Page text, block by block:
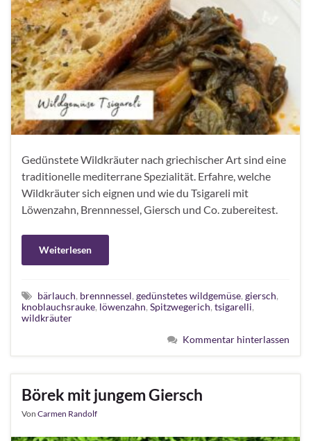
Gedünstete Wildkräuter nach griechischer Art sind eine
traditionelle mediterrane Spezialität. Erfahre, welche
Wildkräuter sich eignen und wie du Tsigareli mit
Löwenzahn, Brennnessel, Giersch und Co. zubereitest.
Weiterlesen
bärlauch, brennnessel, gedünstetes wildgemüse, giersch,
knoblauchsrauke, löwenzahn, Spitzwegerich, tsigarelli,
wildkräuter
Kommentar hinterlassen
Börek mit jungem Giersch
Von Carmen Randolf